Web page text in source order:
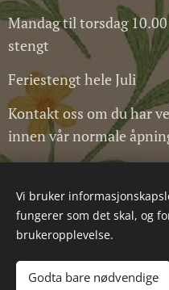
Mandag til torsdag
stengt
Feriestengt hele Juli
Kontakt oss om du har
innen vår normale
All rights
AS Husfliden
Vi bruker
fungerer som det skal, og
brukeropplevelse.
Godta bare nødvendige